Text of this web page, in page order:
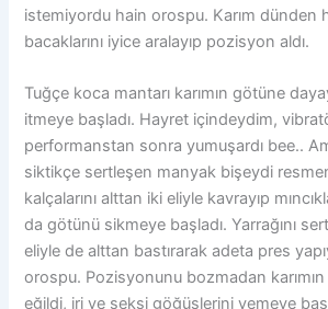
istemiyordu hain orospu. Karım dünden
bacaklarını iyice aralayıp pozisyon aldı.
Tuğçe koca mantarı karımın götüne
itmeye başladı. Hayret içindeydim,
performanstan sonra yumuşardı bee..
siktikçe sertleşen manyak bişeydi
kalçalarını alttan iki eliyle kavrayıp
da götünü sikmeye başladı. Yarrağını
eliyle de alttan bastırarak adeta pres
orospu. Pozisyonunu bozmadan
eğildi, iri ve seksi göğüslerini yemeye